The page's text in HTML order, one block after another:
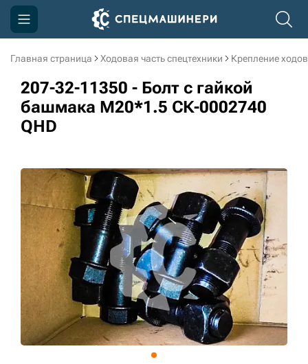
Главная страница Ходовая часть спецтехники Крепление
207-32-11350 - Болт с гайкой
башмака M20*1.5 СК-0002740
QHD
Компания
Акции
Доставка и оплата
Контакты
3D тур по производству
3D тур по складам
sksale@skdst.ru
+7 (499) 394-50-93